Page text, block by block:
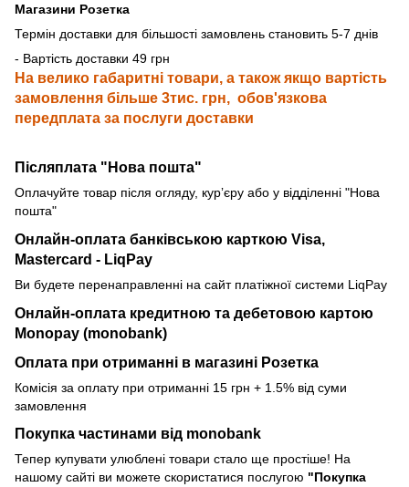
Магазини Розетка
Термін доставки для більшості замовлень становить 5-7 днів
- Вартість доставки 49 грн
На велико габаритні товари, а також якщо вартість
замовлення більше 3тис. грн, обов'язкова
передплата за послуги доставки
Післяплата "Нова пошта"
Оплачуйте товар після огляду, курʼєру або у відділенні "Нова
пошта"
Онлайн-оплата банківською карткою Visa,
Mastercard - LiqPay
Ви будете перенаправленні на сайт платіжної системи LiqPay
Онлайн-оплата кредитною та дебетовою картою
Monopay (monobank)
Оплата при отриманні в магазині Розетка
Комісія за оплату при отриманні 15 грн + 1.5% від суми
замовлення
Покупка частинами від monobank
Тепер купувати улюблені товари стало ще простіше! На
нашому сайті ви можете скористатися послугою "Покупка